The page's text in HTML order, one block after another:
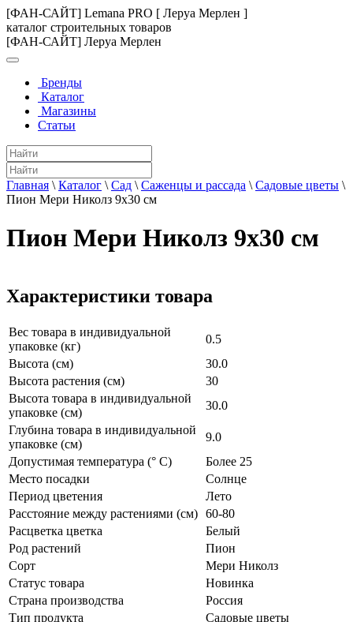
[ФАН-САЙТ] Lemana PRO [ Леруа Мерлен ]
каталог строительных товаров
[ФАН-САЙТ] Леруа Мерлен
Бренды
Каталог
Магазины
Статьи
Главная \ Каталог \ Сад \ Саженцы и рассада \ Садовые цветы \
Пион Мери Николз 9x30 см
Пион Мери Николз 9x30 см
Характеристики товара
Вес товара в индивидуальной
упаковке (кг)
0.5
Высота (см)
30.0
Высота растения (см)
30
Высота товара в индивидуальной
упаковке (см)
30.0
Глубина товара в индивидуальной
упаковке (см)
9.0
Допустимая температура (° C)
Более 25
Место посадки
Солнце
Период цветения
Лето
Расстояние между растениями (см) 60-80
Расцветка цветка
Белый
Род растений
Пион
Сорт
Мери Николз
Статус товара
Новинка
Страна производства
Россия
Тип продукта
Садовые цветы